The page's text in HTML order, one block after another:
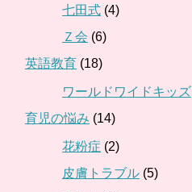
七田式 (4)
Ｚ会 (6)
英語教育 (18)
ワールドワイドキッズ
育児の悩み (14)
花粉症 (2)
皮膚トラブル (5)